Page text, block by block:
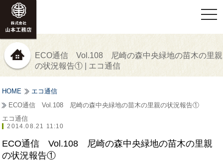
ECO通信 Vol.108 尼崎の森中央緑地の苗木の里親
の状況報告① | エコ通信
HOME
エコ通信
ECO通信 Vol.108 尼崎の森中央緑地の苗木の里親の状況報告①
エコ通信
2014.08.21 11:10
ECO通信 Vol.108 尼崎の森中央緑地の苗木の里親
の状況報告①